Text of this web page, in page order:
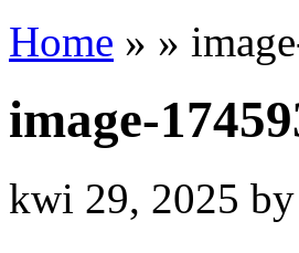
Home » »
image-
kwi 29, 2025 by